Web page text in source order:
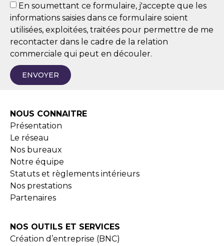
En soumettant ce formulaire, j'accepte que les
informations saisies dans ce formulaire soient
utilisées, exploitées, traitées pour permettre de me
recontacter dans le cadre de la relation
commerciale qui peut en découler.
ENVOYER
NOUS CONNAITRE
Présentation
Le réseau
Nos bureaux
Notre équipe
Statuts et règlements intérieurs
Nos prestations
Partenaires
NOS OUTILS ET SERVICES
Création d’entreprise (BNC)